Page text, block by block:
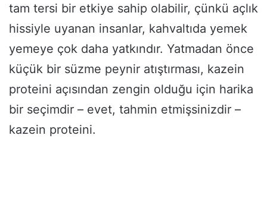
tam tersi bir etkiye sahip olabilir, çünkü açlık
hissiyle uyanan insanlar, kahvaltıda yemek
yemeye çok daha yatkındır. Yatmadan önce
küçük bir süzme peynir atıştırması, kazein
proteini açısından zengin olduğu için harika
bir seçimdir – evet, tahmin etmişsinizdir –
kazein proteini.